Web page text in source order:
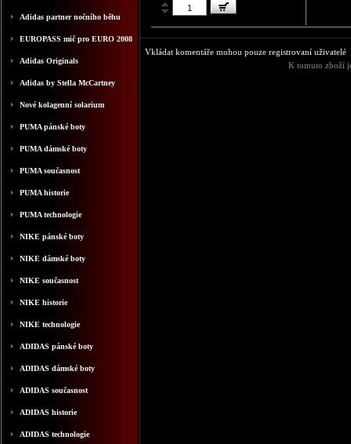
Adidas partner nočního běhu
EUROPASS mič pro EURO 2008
Adidas Originals
Adidas by Stella McCartney
Nové kolagenní solarium
PUMA pánské boty
PUMA dámské boty
PUMA současnost
PUMA historie
PUMA technologie
NIKE pánské boty
NIKE dámské boty
NIKE současnost
NIKE historie
NIKE technologie
ADIDAS pánské boty
ADIDAS dámské boty
ADIDAS současnost
ADIDAS historie
ADIDAS technologie
Vkládat komentáře mohou pouze registrovaní uživatelé
K tomuto zboží